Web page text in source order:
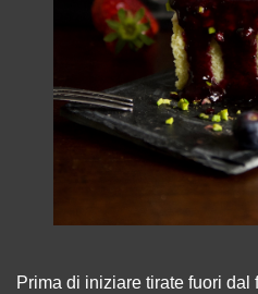
Prima di iniziare tirate fuori